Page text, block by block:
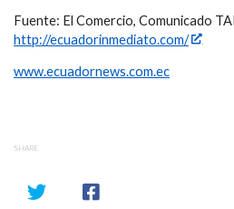
Fuente: El Comercio, Comunicado
http://ecuadorinmediato.com/
www.ecuadornews.com.ec
SHARE